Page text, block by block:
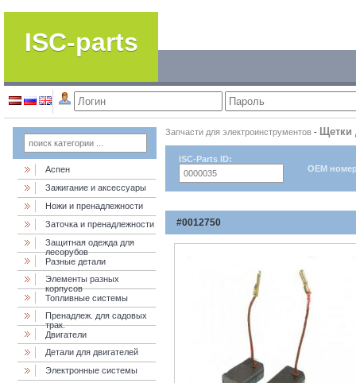
ISC-parts
Аспен
Зажигание и аксессуары
Ножи и пренадлежности
Заточка и пренадлежности
Защитная одежда для
лесорубов
Разные детали
Элементы разных
корпусов
Топливные системы
Пренадлеж. для садовых
трак.
Двигатели
Детали для двигателей
Электронные системы
Запчасти для электроинструментов - Щетки
ISC-Parts ID:
OEM
#0012750